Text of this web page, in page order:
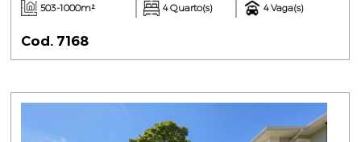
503-1000m² 4 Quarto(s) 4 Vaga(s)
Cod. 7168